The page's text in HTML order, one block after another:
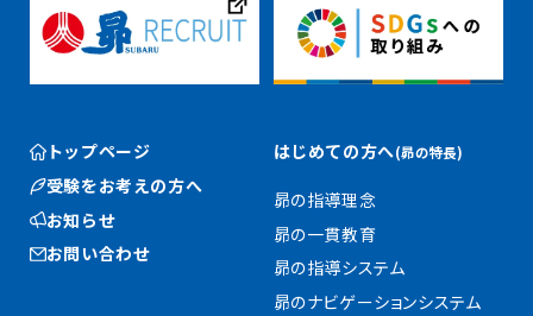
トップページ
受験をお考えの方へ
お知らせ
お問い合わせ
はじめての方へ(昴の特長)
昴の指導理念
昴の一貫教育
昴の指導システム
昴のナビゲーションシステム